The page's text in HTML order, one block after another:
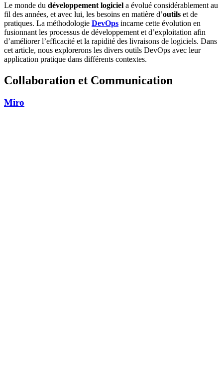
Le monde du développement logiciel a évolué considérablement au
fil des années, et avec lui, les besoins en matière d’outils et de
pratiques. La méthodologie DevOps incarne cette évolution en
fusionnant les processus de développement et d’exploitation afin
d’améliorer l’efficacité et la rapidité des livraisons de logiciels. Dans
cet article, nous explorerons les divers outils DevOps avec leur
application pratique dans différents contextes.
Collaboration et Communication
Miro